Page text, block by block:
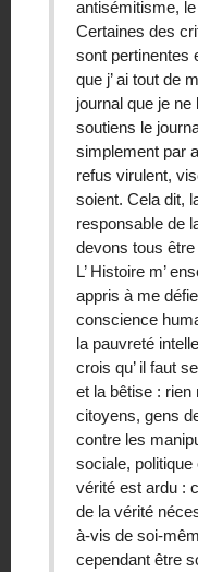
antisémitisme,
Certaines des
sont pertinentes
que j’ ai tout de
journal que je ne
soutiens le
simplement par
refus virulent,
soient. Cela dit,
responsable de
devons tous
L’ Histoire m’
appris à me
conscience
la pauvreté
crois qu’ il faut
et la bêtise : rien
citoyens, gens
contre les
sociale,
vérité est ardu :
de la vérité
à-vis de soi-
cependant être